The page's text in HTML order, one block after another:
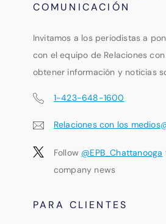
COMUNICACIÓN
Invitamos a los periodistas a
con el equipo de Relaciones
obtener información y noticias
1-423-648-1600
Relaciones con los
Follow @EPB_Chattanooga
company news
PARA CLIENTES